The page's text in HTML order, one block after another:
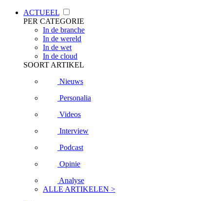
ACTUEEL
PER CATEGORIE
In de branche
In de wereld
In de wet
In de cloud
SOORT ARTIKEL
Nieuws
Personalia
Videos
Interview
Podcast
Opinie
Analyse
ALLE ARTIKELEN >